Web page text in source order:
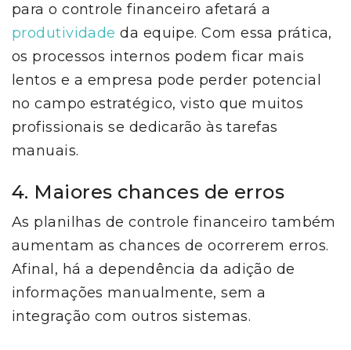
para o controle financeiro afetará a
produtividade da equipe. Com essa prática,
os processos internos podem ficar mais
lentos e a empresa pode perder potencial
no campo estratégico, visto que muitos
profissionais se dedicarão às tarefas
manuais.
4. Maiores chances de erros
As planilhas de controle financeiro também
aumentam as chances de ocorrerem erros.
Afinal, há a dependência da adição de
informações manualmente, sem a
integração com outros sistemas.